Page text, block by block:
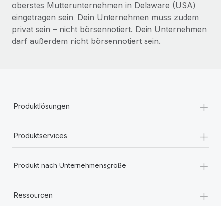
oberstes Mutterunternehmen in Delaware (USA)
eingetragen sein. Dein Unternehmen muss zudem
privat sein – nicht börsennotiert. Dein Unternehmen
darf außerdem nicht börsennotiert sein.
Produktlösungen +
Produktservices +
Produkt nach Unternehmensgröße +
Ressourcen +